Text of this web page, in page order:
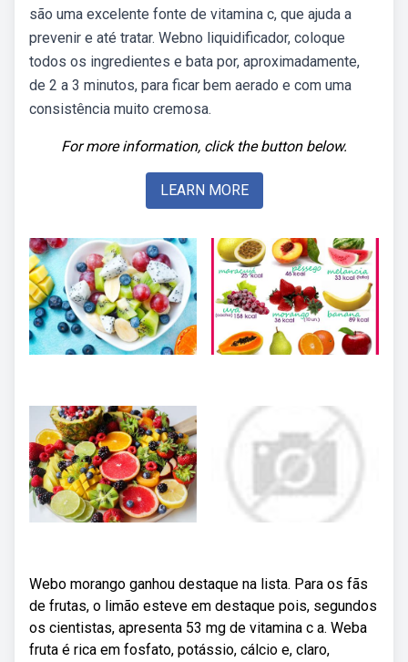
são uma excelente fonte de vitamina c, que ajuda a
prevenir e até tratar. Webno liquidificador, coloque
todos os ingredientes e bata por, aproximadamente,
de 2 a 3 minutos, para ficar bem aerado e com uma
consistência muito cremosa.
For more information, click the button below.
LEARN MORE
Webo morango ganhou destaque na lista. Para os fãs
de frutas, o limão esteve em destaque pois, segundos
os cientistas, apresenta 53 mg de vitamina c a. Weba
fruta é rica em fosfato, potássio, cálcio e, claro,